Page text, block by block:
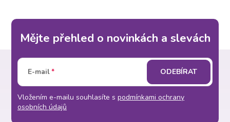
Mějte přehled o novinkách a slevách
E-mail
Vložením e-mailu souhlasíte s podmínkami ochrany
osobních údajů
ODEBÍRAT